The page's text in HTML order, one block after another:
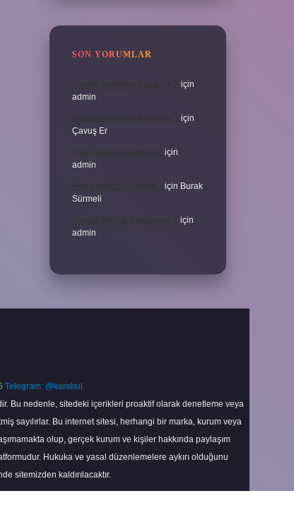
SON YORUMLAR
Dantel nerelerde kullanılır ? için
admin
Dantel nerelerde kullanılır ? için
Çavuş Er
Heba eden ne demek ? için
admin
Heba eden ne demek ? için Burak
Sürmeli
Aşıklar Meclisi kimin eseri ? için
admin
Telegram: @karabul
Bu nedenle, sitedeki içerikleri proaktif olarak denetleme veya
sayılırlar. Bu internet sitesi, herhangi bir marka, kurum veya
olup, gerçek kurum ve kişiler hakkında paylaşım
Hukuka ve yasal düzenlemelere aykırı olduğunu
sitemizden kaldırılacaktır.